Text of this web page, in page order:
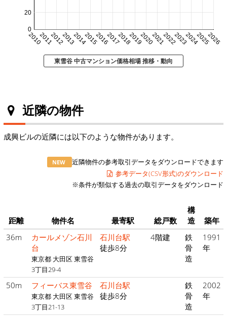
20102011201220132014201520162017201820192020202120222023202420252026
0
20
東雪谷 中古マンション価格相場 推移・動向
近隣の物件
成興ビルの近隣には以下のような物件があります。
NEW
近隣物件の参考取引データをダウンロードできます
参考データ(CSV形式)のダウンロード
※条件が類似する過去の取引データをダウンロード
距離 物件名 最寄駅 総戸数
構
造
築年
36m
カールメゾン石川
台
東京都 大田区 東雪谷
3丁目29-4
石川台駅
徒歩8分
4階建
鉄
骨
造
1991
年
50m フィーバス東雪谷
東京都 大田区 東雪谷
3丁目21-13
石川台駅
徒歩8分
鉄
骨
造
2002
年